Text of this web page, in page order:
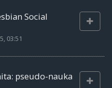
Social
03:51
pseudo-nauka